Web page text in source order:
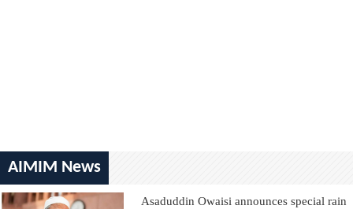
AIMIM News
Asaduddin Owaisi announces special rain